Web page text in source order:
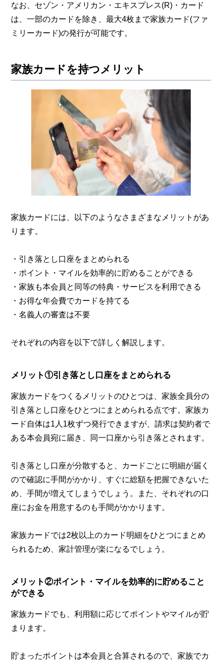
なお、セゾン・アメリカン・エキスプレス(R)・カード
は、一部のカードを除き、最大4枚まで家族カード(ファ
ミリーカード)の発行が可能です。
家族カードを持つメリット
家族カードには、以下のようなさまざまなメリットがあ
ります。
・引き落とし口座をまとめられる
・ポイント・マイルを効率的に貯めることができる
・家族も本会員と同等の特典・サービスを利用できる
・お得な年会費でカードを持てる
・名義人の審査は不要
それぞれの内容を以下で詳しく解説します。
メリット①引き落とし口座をまとめられる
家族カードをつくるメリットのひとつは、家族全員分の
引き落とし口座をひとつにまとめられる点です。家族カ
ード自体は1人1枚ずつ発行できますが、請求は契約者で
ある本会員宛に届き、同一口座から引き落とされます。
引き落とし口座が分散すると、カードごとに明細が届く
ので確認に手間がかかり、すぐに総額を把握できないた
め、手間が増えてしまうでしょう。また、それぞれの口
座にお金を用意するのも手間がかかります。
家族カードでは2枚以上のカード明細をひとつにまとめ
られるため、家計管理が楽になるでしょう。
メリット②ポイント・マイルを効率的に貯めること
ができる
家族カードでも、利用額に応じてポイントやマイルが貯
まります。
貯まったポイントは本会員と合算されるので、家族でカ